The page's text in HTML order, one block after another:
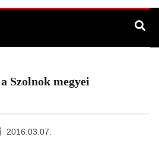
Szolnok megyei
2016.03.07.